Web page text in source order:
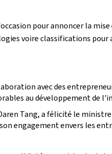
pour annoncer la
voire classifications
avec des
au développement de
Tang, a félicité le ministre
engagement envers les